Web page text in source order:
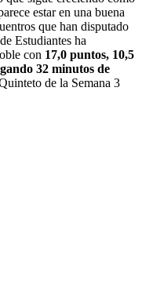
estar en una buena
que han disputado
Estudiantes ha
con 17,0 puntos, 10,5
32 minutos de
de la Semana 3